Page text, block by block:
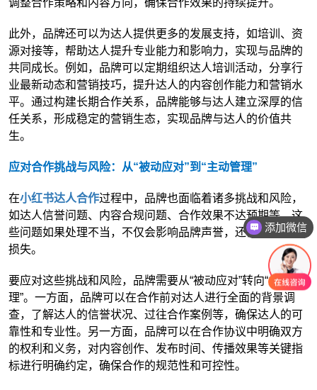
调整合作策略和内容方向，确保合作效果的持续提升。
此外，品牌还可以为达人提供更多的发展支持，如培训、资
源对接等，帮助达人提升专业能力和影响力，实现与品牌的
共同成长。例如，品牌可以定期组织达人培训活动，分享行
业最新动态和营销技巧，提升达人的内容创作能力和营销水
平。通过构建长期合作关系，品牌能够与达人建立深厚的信
任关系，形成稳定的营销生态，实现品牌与达人的价值共
生。
应对合作挑战与风险：从“被动应对”到“主动管理”
在小红书达人合作过程中，品牌也面临着诸多挑战和风险，
如达人信誉问题、内容合规问题、合作效果不达预期等。这
些问题如果处理不当，不仅会影响品牌声誉，还会造成经济
损失。
要应对这些挑战和风险，品牌需要从“被动应对”转向“主动管
理”。一方面，品牌可以在合作前对达人进行全面的背景调
查，了解达人的信誉状况、过往合作案例等，确保达人的可
靠性和专业性。另一方面，品牌可以在合作协议中明确双方
的权利和义务，对内容创作、发布时间、传播效果等关键指
标进行明确约定，确保合作的规范性和可控性。
添加微信